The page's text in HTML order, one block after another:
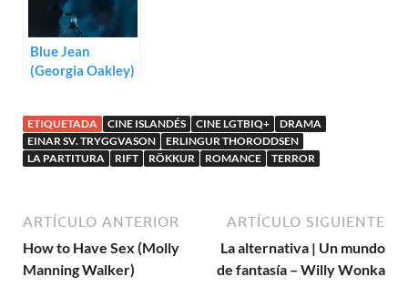
Blue Jean
(Georgia Oakley)
ETIQUETADA CINE ISLANDÉS CINE LGTBIQ+
DRAMA
EINAR SV. TRYGGVASON
ERLINGUR THORODDSEN
LA PARTITURA
RIFT RÖKKUR ROMANCE TERROR
ARTÍCULO ANTERIOR
How to Have Sex (Molly
Manning Walker)
ARTÍCULO SIGUIENTE
La alternativa | Un mundo
de fantasía – Willy Wonka